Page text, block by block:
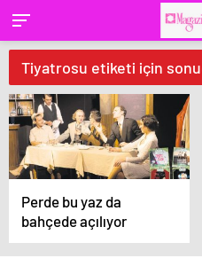
Tiyatrosu etiketi için
Perde bu yaz da
bahçede açılıyor